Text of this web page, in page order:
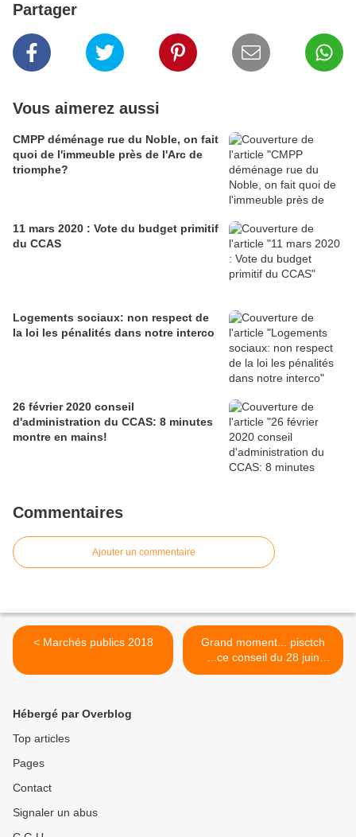
Partager
Vous aimerez aussi
CMPP déménage rue du Noble, on fait
quoi de l'immeuble près de l'Arc de
triomphe?
11 mars 2020 : Vote du budget primitif
du CCAS
Logements sociaux: non respect de
la loi les pénalités dans notre interco
26 février 2020 conseil
d'administration du CCAS: 8 minutes
montre en mains!
Commentaires
Ajouter un commentaire
< Marchés publics 2018
Grand moment... pisctch
...ce conseil du 28 juin
2019. >
Hébergé par Overblog
Top articles
Pages
Contact
Signaler un abus